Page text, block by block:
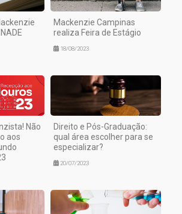
Mackenzie Campinas
realiza Feira de Estágio
18/08/2023
Não
aos
Direito e Pós-Graduação:
qual área escolher para se
especializar?
20/07/2023